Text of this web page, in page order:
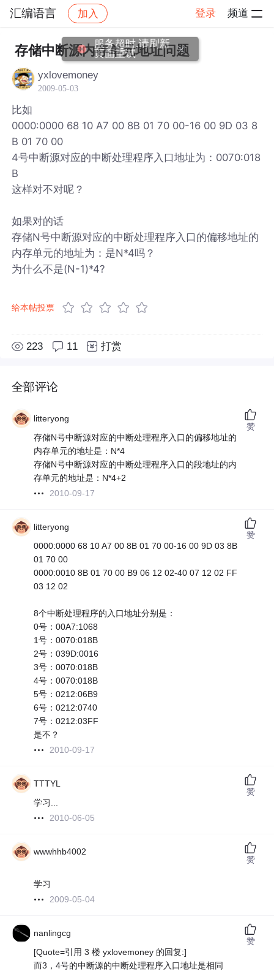
汇编语言 加入 登录 频道
社区 汇编语言 帖子详情
存储中断源内存单元地址问题
yxlovemoney
2009-05-03
比如
0000:0000 68 10 A7 00 8B 01 70 00-16 00 9D 03 8
B 01 70 00
4号中断源对应的中断处理程序入口地址为：0070:018
B
这样对不对呢？
如果对的话
存储N号中断源对应的中断处理程序入口的偏移地址的
内存单元的地址为：是N*4吗？
为什么不是(N-1)*4?
给本帖投票
223 11 打赏
全部评论
litteryong
存储N号中断源对应的中断处理程序入口的偏移地址的
内存单元的地址是：N*4
存储N号中断源对应的中断处理程序入口的段地址的内
存单元的地址是：N*4+2
2010-09-17
赞
litteryong
0000:0000 68 10 A7 00 8B 01 70 00-16 00 9D 03 8B
01 70 00
0000:0010 8B 01 70 00 B9 06 12 02-40 07 12 02 FF
03 12 02
8个中断处理程序的入口地址分别是：
0号：00A7:1068
1号：0070:018B
2号：039D:0016
3号：0070:018B
4号：0070:018B
5号：0212:06B9
6号：0212:0740
7号：0212:03FF
是不？
2010-09-17
赞
TTTYL
学习...
2010-06-05
赞
wwwhhb4002
学习
2009-05-04
赞
nanlingcg
[Quote=引用 3 楼 yxlovemoney 的回复:]
而3，4号的中断源的中断处理程序入口地址是相同
赞